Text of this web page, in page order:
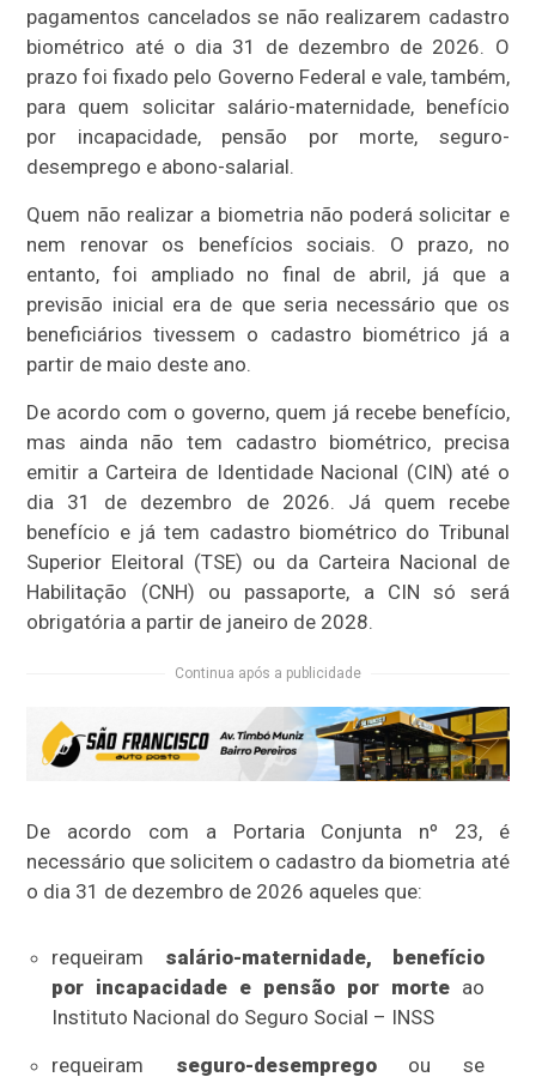
pagamentos cancelados se não realizarem cadastro
biométrico até o dia 31 de dezembro de 2026. O
prazo foi fixado pelo Governo Federal e vale, também,
para quem solicitar salário-maternidade, benefício
por incapacidade, pensão por morte, seguro-
desemprego e abono-salarial.
Quem não realizar a biometria não poderá solicitar e
nem renovar os benefícios sociais. O prazo, no
entanto, foi ampliado no final de abril, já que a
previsão inicial era de que seria necessário que os
beneficiários tivessem o cadastro biométrico já a
partir de maio deste ano.
De acordo com o governo, quem já recebe benefício,
mas ainda não tem cadastro biométrico, precisa
emitir a Carteira de Identidade Nacional (CIN) até o
dia 31 de dezembro de 2026. Já quem recebe
benefício e já tem cadastro biométrico do Tribunal
Superior Eleitoral (TSE) ou da Carteira Nacional de
Habilitação (CNH) ou passaporte, a CIN só será
obrigatória a partir de janeiro de 2028.
Continua após a publicidade
De acordo com a Portaria Conjunta nº 23, é
necessário que solicitem o cadastro da biometria até
o dia 31 de dezembro de 2026 aqueles que:
requeiram salário-maternidade, benefício
por incapacidade e pensão por morte ao
Instituto Nacional do Seguro Social – INSS
requeiram seguro-desempregoou se